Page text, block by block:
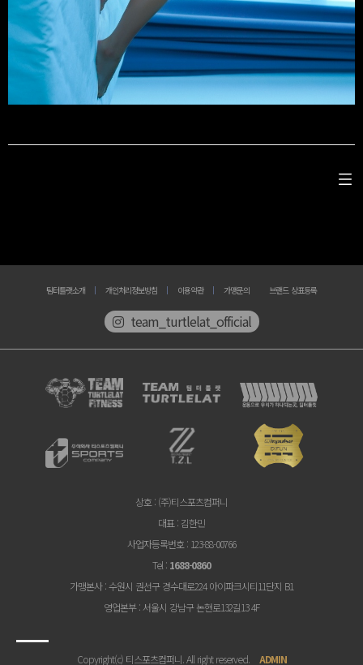
팀터틀랫소개 개인처리정보방침 이용약관 가맹문의 브랜드 상표등록
team_turtlelat_official
상호 : (주)티스포츠컴퍼니
대표 : 김한민
사업자등록번호 : 123-88-00766
Tel : 1688-0860
가맹본사: 수원시 권선구 경수대로224 아이파크시티11단지 B1
영업본부: 서울시 강남구 논현로132길13 4F
Copyright(c) 티스포츠컴퍼니. All right reserved. ADMIN